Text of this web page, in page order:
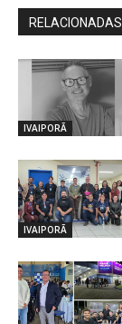
RELACIONADAS
IVAIPORÃ
IVAIPORÃ